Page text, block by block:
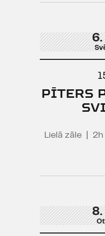
6.
PĪTERS
Lielā zāle 2h
8.